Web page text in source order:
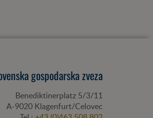
gospodarska zveza
Benediktinerplatz 5/3/11
A-9020 Klagenfurt/Celovec